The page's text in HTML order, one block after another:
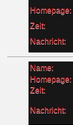
Homepage:
Zeit:
Nachricht:
Name:
Homepage:
Zeit:
Nachricht: